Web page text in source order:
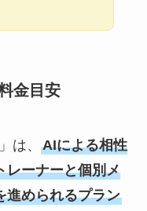
金目安
は、
AIによる相性
レーナーと個別メ
進められるプラン